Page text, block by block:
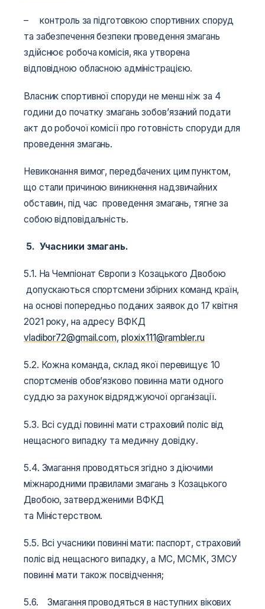
– контроль за підготовкою спортивних споруд
та забезпечення безпеки проведення змагань
здійснює робоча комісія, яка утворена
відповідною обласною адміністрацією.
Власник спортивної споруди не менш ніж за 4
години до початку змагань зобов’язаний подати
акт до робочої комісії про готовність споруди для
проведення змагань.
Невиконання вимог, передбачених цим пунктом,
що стали причиною виникнення надзвичайних
обставин, під час проведення змагань, тягне за
собою відповідальність.
5. Учасники змагань.
5.1. На Чемпіонат Європи з Козацького Двобою
допускаються спортсмени збірних команд країн,
на основі попередньо поданих заявок до 17 квітня
2021 року, на адресу ВФКД
vladibor72@gmail.com, ploxix111@rambler.ru
5.2. Кожна команда, склад якої перевищує 10
спортсменів обов’язково повинна мати одного
суддю за рахунок відряджуючої організації.
5.3. Всі судді повинні мати страховий поліс від
нещасного випадку та медичну довідку.
5.4. Змагання проводяться згідно з діючими
міжнародними правилами змагань з Козацького
Двобою, затвердженими ВФКД
та Міністерством.
5.5. Всі учасники повинні мати: паспорт, страховий
поліс від нещасного випадку, а МС, МСМК, ЗМСУ
повинні мати також посвідчення;
5.6. Змагання проводяться в наступних вікових